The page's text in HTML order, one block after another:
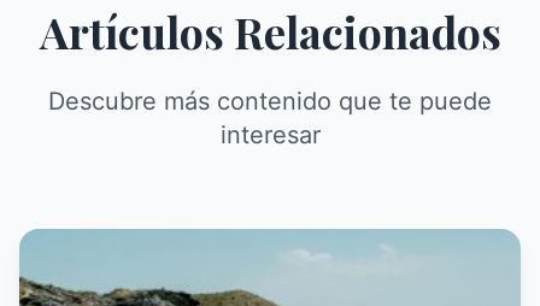
Artículos Relacionados
Descubre más contenido que te puede
interesar